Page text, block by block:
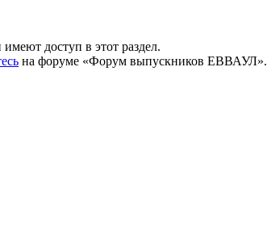
доступ в этот раздел.
на форуме «Форум выпускников ЕВВАУЛ».